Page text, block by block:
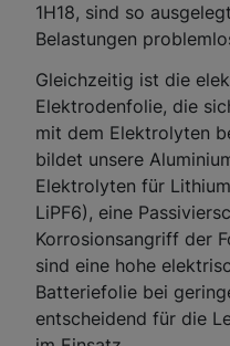
1H18, sind so
Belastungen
Gleichzeitig ist die
Elektrodenfolie, die
mit dem Elektrolyten
bildet unsere
Elektrolyten für
LiPF6), eine
Korrosionsangriff der
sind eine hohe
Batteriefolie bei
entscheidend für die